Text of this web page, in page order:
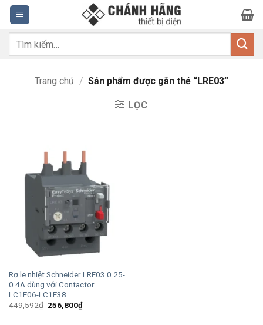
Bỏ
qua
nội
dung
Tìm
Trang chủ / Sản phẩm được gắn thẻ “LRE03”
LỌC
Rơ le nhiệt Schneider LRE03 0.25-
0.4A dùng với Contactor
LC1E06-LC1E38
449,592₫ Giá
256,800₫Giá
hiện